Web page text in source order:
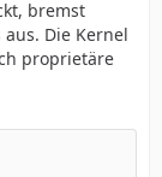
bremst
Die Kernel
proprietäre